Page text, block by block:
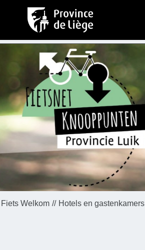
Fiets Welkom Hotels en gastenkamers